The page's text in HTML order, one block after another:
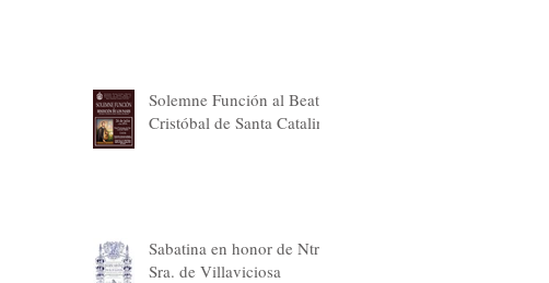
Solemne Función al Beato
Cristóbal de Santa Catalina
Sabatina en honor de Ntra.
Sra. de Villaviciosa